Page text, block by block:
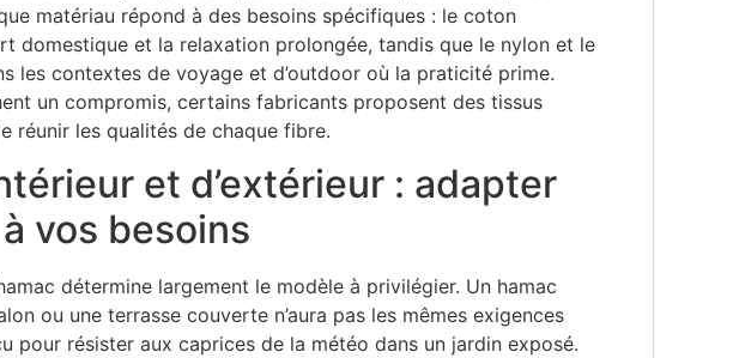
matériau répond à des besoins spécifiques : le coton
domestique et la relaxation prolongée, tandis que le nylon et le
les contextes de voyage et d’outdoor où la praticité prime.
un compromis, certains fabricants proposent des tissus
réunir les qualités de chaque fibre.
et d’extérieur : adapter
vos besoins
détermine largement le modèle à privilégier. Un hamac
ou une terrasse couverte n’aura pas les mêmes exigences
pour résister aux caprices de la météo dans un jardin exposé.